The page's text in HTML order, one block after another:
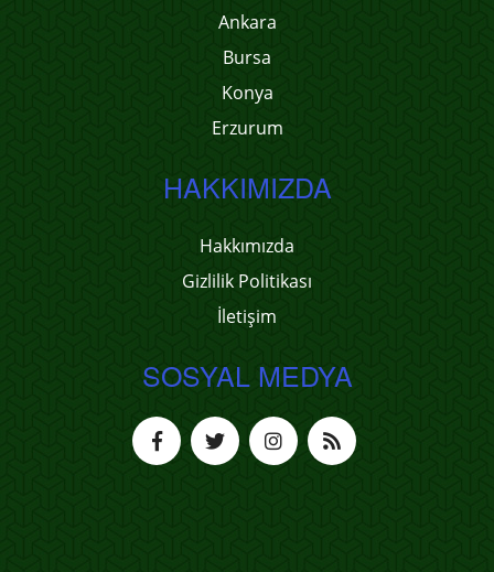
Ankara
Bursa
Konya
Erzurum
HAKKIMIZDA
Hakkımızda
Gizlilik Politikası
İletişim
SOSYAL MEDYA